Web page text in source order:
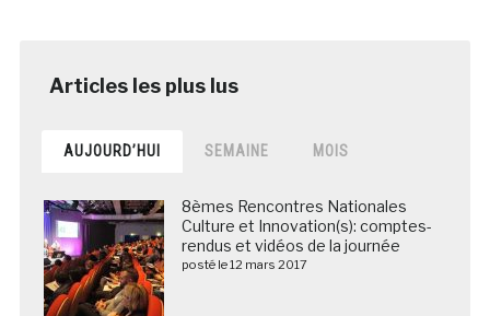
AUJOURD’HUI SEMAINE MOIS
8èmes Rencontres Nationales
Culture et Innovation(s): comptes-
rendus et vidéos de la journée
posté le 12 mars 2017